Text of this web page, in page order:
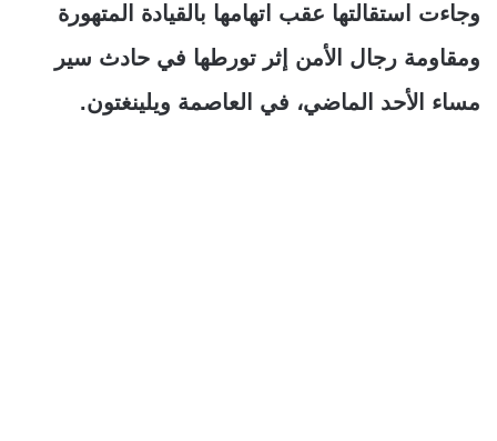
وجاءت استقالتها عقب اتهامها بالقيادة المتهورة
ومقاومة رجال الأمن إثر تورطها في حادث سير
مساء الأحد الماضي، في العاصمة ويلينغتون.